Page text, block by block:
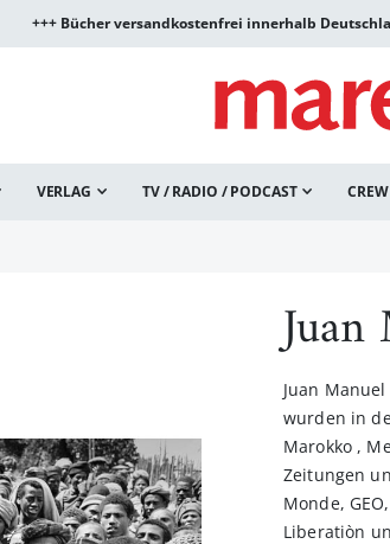
+++ Bücher versandkostenfrei innerhalb
VERLAG TV / RADIO / PODCAST CREW
Juan
wurden in
Marokko ,
Zeitungen
Monde,
Liberatiòn